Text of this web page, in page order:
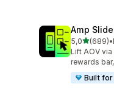
Amp
5,0stelle su
(689)
689 •
Lift AOV
rewards
Built